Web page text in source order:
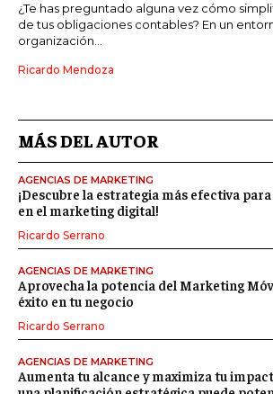
¿Te has preguntado alguna vez cómo
de tus obligaciones contables? En un
organización...
Ricardo Mendoza
MÁS DEL AUTOR
AGENCIAS DE MARKETING
¡Descubre la estrategia más efectiva
en el marketing digital!
Ricardo Serrano
AGENCIAS DE MARKETING
Aprovecha la potencia del Marketing
éxito en tu negocio
Ricardo Serrano
AGENCIAS DE MARKETING
Aumenta tu alcance y maximiza tu